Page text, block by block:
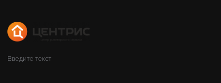
Введите текст